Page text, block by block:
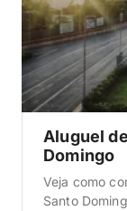
Aluguel
Domingo
Veja como
Santo